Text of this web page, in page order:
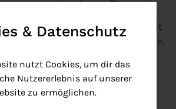
In consectetur vehicula finibus.
sit amet volutpat maximus, elit
eu sollicitudin ante nunc at sapien.
nunc, sed fermentum nisl
a libero sed purus pharetra
Morbi id lobortis elit. Quisque
pharetra nisi sodales at.
& Datenschutz
nutzt Cookies, um dir das
Nutzererlebnis auf unserer
zu ermöglichen.